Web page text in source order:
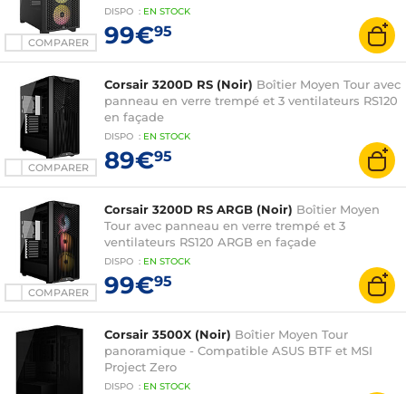
COMPARER
DISPO : EN STOCK
99€95
COMPARER
Corsair 3200D RS (Noir) Boîtier Moyen Tour avec
panneau en verre trempé et 3 ventilateurs RS120
en façade
DISPO : EN STOCK
89€95
COMPARER
Corsair 3200D RS ARGB (Noir) Boîtier Moyen
Tour avec panneau en verre trempé et 3
ventilateurs RS120 ARGB en façade
DISPO : EN STOCK
99€95
Corsair 3500X (Noir) Boîtier Moyen Tour
panoramique - Compatible ASUS BTF et MSI
Project Zero
DISPO : EN STOCK